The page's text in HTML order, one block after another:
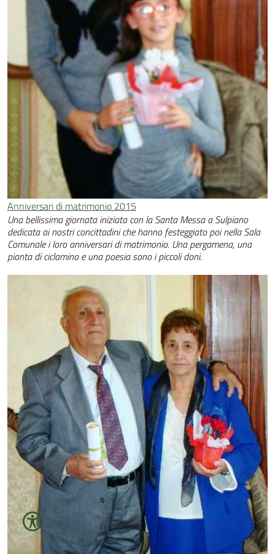
Anniversari di matrimonio 2015
Una bellissima giornata iniziata con la Santa Messa a Sulpiano
dedicata ai nostri concittadini che hanno festeggiato poi nella Sala
Comunale i loro anniversari di matrimonio. Una pergamena, una
pianta di ciclamino e una poesia sono i piccoli doni.